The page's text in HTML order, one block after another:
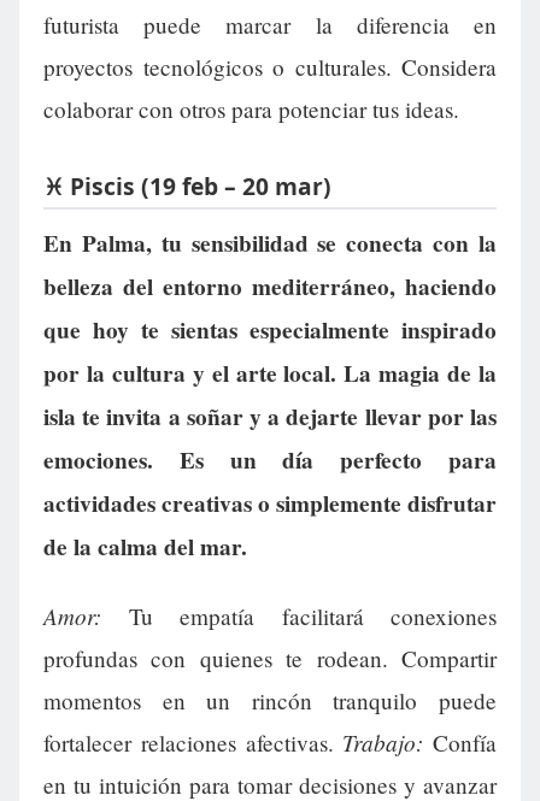
futurista puede marcar la diferencia en
proyectos tecnológicos o culturales. Considera
colaborar con otros para potenciar tus ideas.
♓ Piscis (19 feb – 20 mar)
En Palma, tu sensibilidad se conecta con la
belleza del entorno mediterráneo, haciendo
que hoy te sientas especialmente inspirado
por la cultura y el arte local. La magia de la
isla te invita a soñar y a dejarte llevar por las
emociones. Es un día perfecto para
actividades creativas o simplemente disfrutar
de la calma del mar.
Amor: Tu empatía facilitará conexiones
profundas con quienes te rodean. Compartir
momentos en un rincón tranquilo puede
fortalecer relaciones afectivas. Trabajo: Confía
en tu intuición para tomar decisiones y avanzar